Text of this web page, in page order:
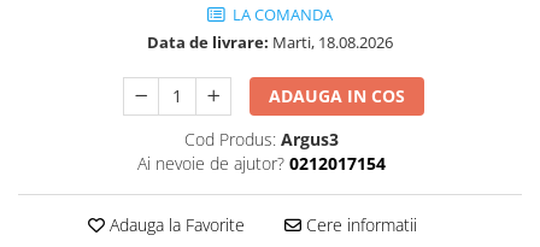
LA COMANDA
Data de livrare: Marti, 18.08.2026
ADAUGA IN COS
Cod Produs: Argus3
Ai nevoie de ajutor? 0212017154
Adauga la Favorite Cere informatii